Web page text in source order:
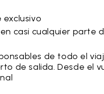
exclusivo
casi cualquier parte
de todo el
de salida. Desde el